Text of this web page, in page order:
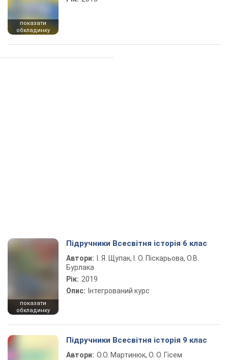
показати
обкладинку
показати
обкладинку
Підручники Всесвітня історія 6 клас
Автори:
І. Я. Щупак, І. О. Піскарьова, О.В.
Бурлака
Рік: 2019
Опис: Інтегрований курс
Підручники Всесвітня історія 9 клас
Автори: О.О. Мартинюк, О. О. Гісем